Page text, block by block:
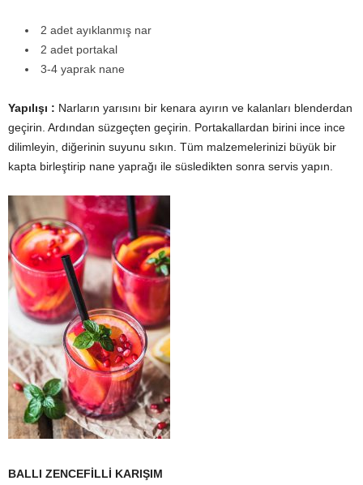
2 adet ayıklanmış nar
2 adet portakal
3-4 yaprak nane
Yapılışı : Narların yarısını bir kenara ayırın ve kalanları blenderdan
geçirin. Ardından süzgeçten geçirin. Portakallardan birini ince ince
dilimleyin, diğerinin suyunu sıkın. Tüm malzemelerinizi büyük bir
kapta birleştirip nane yaprağı ile süsledikten sonra servis yapın.
BALLI ZENCEFİLLİ KARIŞIM